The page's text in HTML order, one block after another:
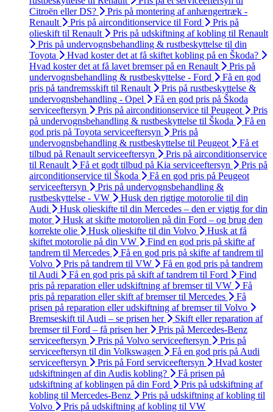
Citroën eller DS?
Pris på montering af anhængertræk -
Renault
Pris på airconditionservice til Ford
Pris på
olieskift til Renault
Pris på udskiftning af kobling til Renault
Pris på undervognsbehandling & rustbeskyttelse til din
Toyota
Hvad koster det at få skiftet kobling på en Škoda?
Hvad koster det at få lavet bremser på en Renault
Pris på
undervognsbehandling & rustbeskyttelse - Ford
Få en god
pris på tandremsskift til Renault
Pris på rustbeskyttelse &
undervognsbehandling - Opel
Få en god pris på Škoda
serviceeftersyn
Pris på airconditionservice til Peugeot
Pris
på undervognsbehandling & rustbeskyttelse til Škoda
Få en
god pris på Toyota serviceeftersyn
Pris på
undervognsbehandling & rustbeskyttelse til Peugeot
Få et
tilbud på Renault serviceeftersyn
Pris på airconditionservice
til Renault
Få et godt tilbud på Kia serviceeftersyn
Pris på
airconditionservice til Škoda
Få en god pris på Peugeot
serviceeftersyn
Pris på undervognsbehandling &
rustbeskyttelse - VW
Husk den rigtige motorolie til din
Audi
Husk olieskifte til din Mercedes – den er vigtig for din
motor
Husk at skifte motorolien på din Ford – og brug den
korrekte olie
Husk olieskifte til din Volvo
Husk at få
skiftet motorolie på din VW
Find en god pris på skifte af
tandrem til Mercedes
Få en god pris på skifte af tandrem til
Volvo
Pris på tandrem til VW
Få en god pris på tandrem
til Audi
Få en god pris på skift af tandrem til Ford
Find
pris på reparation eller udskiftning af bremser til VW
Få
pris på reparation eller skift af bremser til Mercedes
Få
prisen på reparation eller udskiftning af bremser til Volvo
Bremseskift til Audi – se prisen her
Skift eller reparation af
bremser til Ford – få prisen her
Pris på Mercedes-Benz
serviceeftersyn
Pris på Volvo serviceeftersyn
Pris på
serviceeftersyn til din Volkswagen
Få en god pris på Audi
serviceeftersyn
Pris på Ford serviceeftersyn
Hvad koster
udskiftningen af din Audis kobling?
Få prisen på
udskiftning af koblingen på din Ford
Pris på udskiftning af
kobling til Mercedes-Benz
Pris på udskiftning af kobling til
Volvo
Pris på udskiftning af kobling til VW